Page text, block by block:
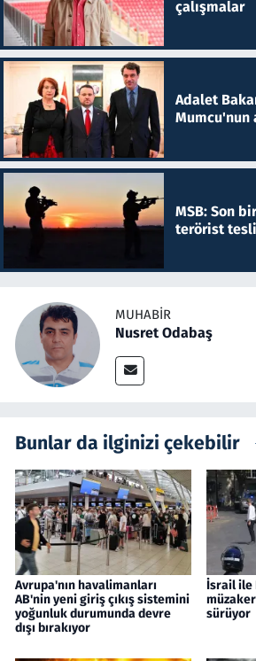
çalışmalar
Adalet
Mumcu'nun
MSB: Son
terörist
MUHABIR
Nusret Odabaş
Bunlar da ilginizi çekebilir
Avrupa'nın havalimanları
AB'nin yeni giriş çıkış sistemini
yoğunluk durumunda devre
dışı bırakıyor
İsrail ile
sürüyor